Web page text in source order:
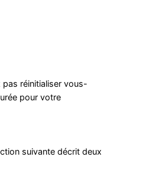
réinitialiser vous-
pour votre
suivante décrit deux